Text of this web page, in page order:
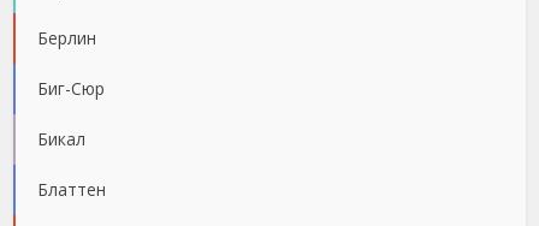
Берлин
Биг-Сюр
Бикал
Блаттен